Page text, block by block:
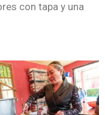
con tapa y una